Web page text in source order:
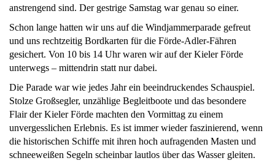
anstrengend sind. Der gestrige Samstag war genau so einer.
Schon lange hatten wir uns auf die Windjammerparade gefreut
und uns rechtzeitig Bordkarten für die Förde-Adler-Fähren
gesichert. Von 10 bis 14 Uhr waren wir auf der Kieler Förde
unterwegs – mittendrin statt nur dabei.
Die Parade war wie jedes Jahr ein beeindruckendes Schauspiel.
Stolze Großsegler, unzählige Begleitboote und das besondere
Flair der Kieler Förde machten den Vormittag zu einem
unvergesslichen Erlebnis. Es ist immer wieder faszinierend, wenn
die historischen Schiffe mit ihren hoch aufragenden Masten und
schneeweißen Segeln scheinbar lautlos über das Wasser gleiten.